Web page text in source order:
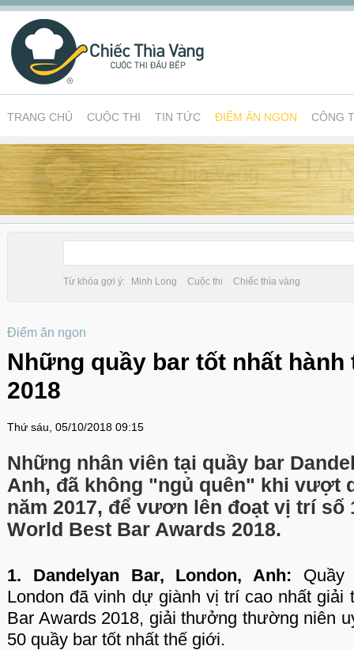
TRANG CHỦ CUỘC THI TIN TỨC ĐIỂM ĂN NGON CÔNG
Từ khóa gợi ý: Minh Long Cuộc thi Chiếc thìa vàng
Điểm ăn ngon
Những quầy bar tốt nhất hành
2018
Thứ sáu, 05/10/2018 09:15
Những nhân viên tại quầy bar
Anh, đã không "ngủ quên" khi vượt
năm 2017, để vươn lên đoạt vị trí
World Best Bar Awards 2018.
1. Dandelyan Bar, London, Anh: Quầy
London đã vinh dự giành vị trí cao nhất giải
Bar Awards 2018, giải thưởng thường niên
50 quầy bar tốt nhất thế giới.